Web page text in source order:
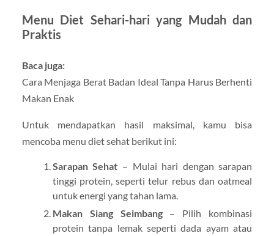
Menu Diet Sehari-hari yang Mudah dan
Praktis
Baca juga:
Cara Menjaga Berat Badan Ideal Tanpa Harus Berhenti
Makan Enak
Untuk mendapatkan hasil maksimal, kamu bisa
mencoba menu diet sehat berikut ini:
Sarapan Sehat – Mulai hari dengan sarapan
tinggi protein, seperti telur rebus dan oatmeal
untuk energi yang tahan lama.
Makan Siang Seimbang– Pilih kombinasi
protein tanpa lemak seperti dada ayam atau